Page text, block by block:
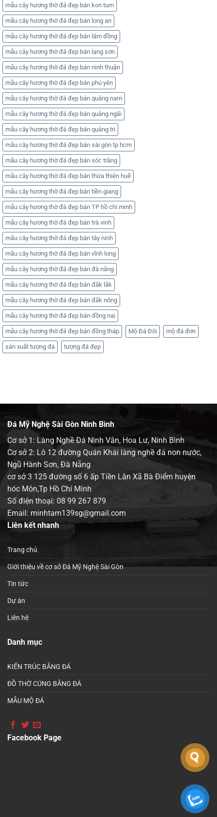
mẫu cây hương thờ đá đẹp bán kon tum
mẫu cây hương thờ đá đẹp bán long an
mẫu cây hương thờ đá đẹp bán lâm đồng
mẫu cây hương thờ đá đẹp bán lạng sơn
mẫu cây hương thờ đá đẹp bán ninh thuận
mẫu cây hương thờ đá đẹp bán phú yên
mẫu cây hương thờ đá đẹp bán quảng nam
mẫu cây hương thờ đá đẹp bán quảng ngãi
mẫu cây hương thờ đá đẹp bán quảng trị
mẫu cây hương thờ đá đẹp bán sài gòn tp hcm
mẫu cây hương thờ đá đẹp bán sóc trăng
mẫu cây hương thờ đá đẹp bán thừa thiên huế
mẫu cây hương thờ đá đẹp bán tiền giang
mẫu cây hương thờ đá đẹp bán TP hồ chí minh
mẫu cây hương thờ đá đẹp bán trà vinh
mẫu cây hương thờ đá đẹp bán tây ninh
mẫu cây hương thờ đá đẹp bán vĩnh long
mẫu cây hương thờ đá đẹp bán đà nẵng
mẫu cây hương thờ đá đẹp bán đắk lắk
mẫu cây hương thờ đá đẹp bán đắk nông
mẫu cây hương thờ đá đẹp bán đồng nai
mẫu cây hương thờ đá đẹp bán đồng tháp Mộ Đá Đôi mộ đá đơn
sản xuất tượng đá tượng đá đẹp
Đá Mỹ Nghệ Sài Gòn Ninh Bình
Cơ sở 1: Làng Nghề Đá Ninh Vân, Hoa Lư, Ninh Bình
Cơ sở 2: Lô 12 đường Quán Khái làng nghề đá non nước,
Ngũ Hành Sơn, Đà Nẵng
cơ sở 3 125 đường số 6 ấp Tiền Lân Xã Bà Điểm huyện
hóc Môn,Tp Hồ Chí Minh
Số điện thoại: 08 99 267 879
Email: minhtam139sg@gmail.com
Liên kết nhanh
Trang chủ
Giới thiệu về cơ sở Đá Mỹ Nghệ Sài Gòn
Tin tức
Dự án
Liên hệ
Danh mục
KIẾN TRÚC BẰNG ĐÁ
ĐỒ THỜ CÚNG BẰNG ĐÁ
MẪU MỘ ĐÁ
Facebook Page